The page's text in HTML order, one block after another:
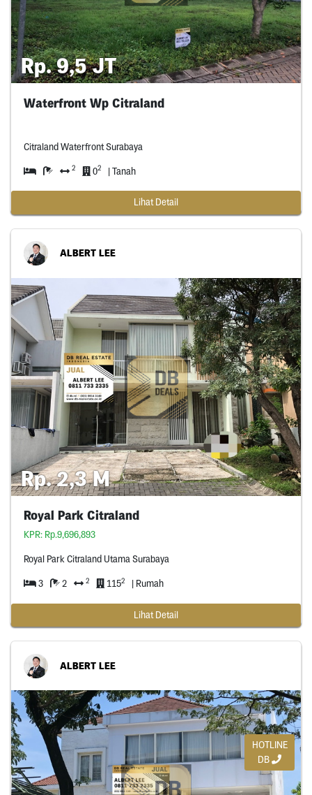
Rp. 9,5 JT
Waterfront Wp Citraland
Citraland Waterfront Surabaya
2 02 | Tanah
Lihat Detail
ALBERT LEE
Rp. 2,3 M
Royal Park Citraland
KPR: Rp.9,696,893
Royal Park Citraland Utama Surabaya
3 2 2 1152 | Rumah
Lihat Detail
ALBERT LEE
HOTLINE
DB